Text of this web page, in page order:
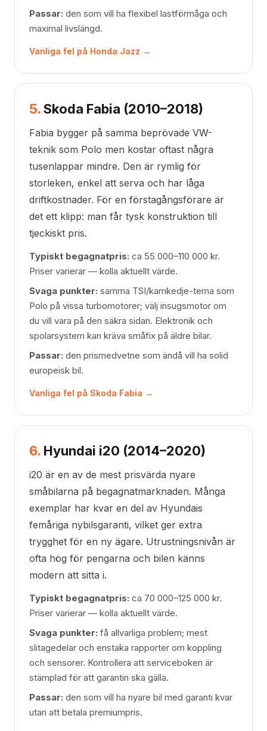
Passar: den som vill ha flexibel lastförmåga och
maximal livslängd.
Vanliga fel på Honda Jazz →
5.Skoda Fabia (2010–2018)
Fabia bygger på samma beprövade VW-
teknik som Polo men kostar oftast några
tusenlappar mindre. Den är rymlig för
storleken, enkel att serva och har låga
driftkostnader. För en förstagångsförare är
det ett klipp: man får tysk konstruktion till
tjeckiskt pris.
Typiskt begagnatpris: ca 55 000–110 000 kr.
Priser varierar — kolla aktuellt värde.
Svaga punkter: samma TSI/kamkedje-tema som
Polo på vissa turbomotorer; välj insugsmotor om
du vill vara på den säkra sidan. Elektronik och
spolarsystem kan kräva småfix på äldre bilar.
Passar: den prismedvetne som ändå vill ha solid
europeisk bil.
Vanliga fel på Skoda Fabia →
6. Hyundai i20 (2014–2020)
i20 är en av de mest prisvärda nyare
småbilarna på begagnatmarknaden. Många
exemplar har kvar en del av Hyundais
femåriga nybilsgaranti, vilket ger extra
trygghet för en ny ägare. Utrustningsnivån är
ofta hög för pengarna och bilen känns
modern att sitta i.
Typiskt begagnatpris: ca 70 000–125 000 kr.
Priser varierar — kolla aktuellt värde.
Svaga punkter: få allvarliga problem; mest
slitagedelar och enstaka rapporter om koppling
och sensorer. Kontrollera att serviceboken är
stämplad för att garantin ska gälla.
Passar: den som vill ha nyare bil med garanti kvar
utan att betala premiumpris.